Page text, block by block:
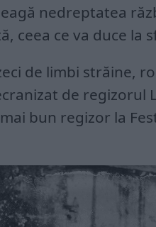
nedreptatea
ceea ce va duce la
de limbi străine,
de regizorul
bun regizor la